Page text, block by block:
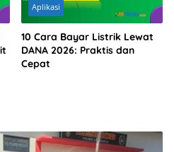
Aplikasi
10 Cara Bayar Listrik Lewat
DANA 2026: Praktis dan
Cepat